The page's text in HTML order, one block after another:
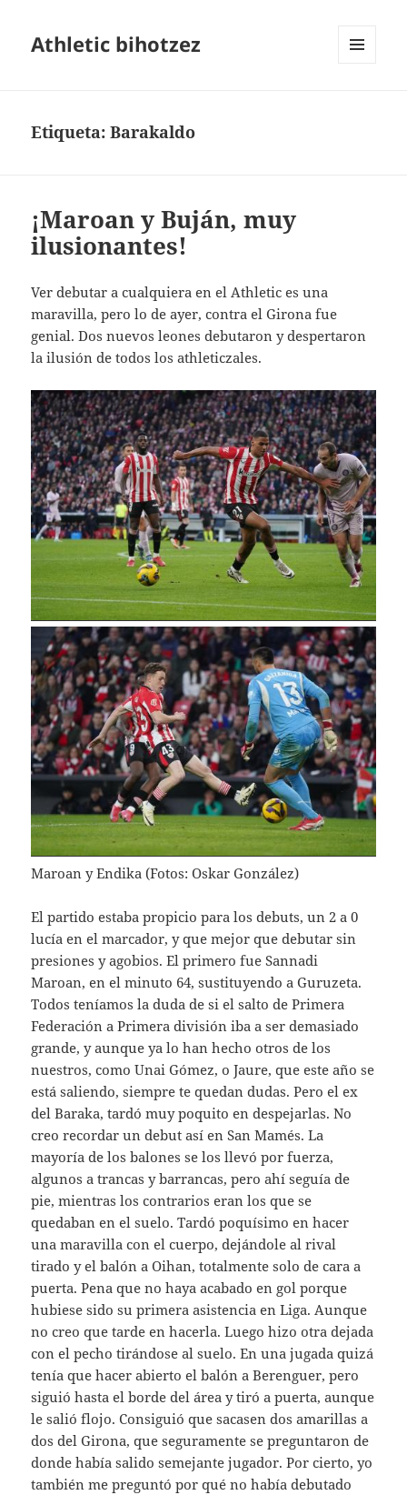
Athletic bihotzez
Etiqueta:Barakaldo
¡Maroan y Buján, muy
ilusionantes!
Ver debutar a cualquiera en el Athletic es una
maravilla, pero lo de ayer, contra el Girona fue
genial. Dos nuevos leones debutaron y despertaron
la ilusión de todos los athleticzales.
Maroan y Endika (Fotos: Oskar González)
El partido estaba propicio para los debuts, un 2 a 0
lucía en el marcador, y que mejor que debutar sin
presiones y agobios. El primero fue Sannadi
Maroan, en el minuto 64, sustituyendo a Guruzeta.
Todos teníamos la duda de si el salto de Primera
Federación a Primera división iba a ser demasiado
grande, y aunque ya lo han hecho otros de los
nuestros, como Unai Gómez, o Jaure, que este año se
está saliendo, siempre te quedan dudas. Pero el ex
del Baraka, tardó muy poquito en despejarlas. No
creo recordar un debut así en San Mamés. La
mayoría de los balones se los llevó por fuerza,
algunos a trancas y barrancas, pero ahí seguía de
pie, mientras los contrarios eran los que se
quedaban en el suelo. Tardó poquísimo en hacer
una maravilla con el cuerpo, dejándole al rival
tirado y el balón a Oihan, totalmente solo de cara a
puerta. Pena que no haya acabado en gol porque
hubiese sido su primera asistencia en Liga. Aunque
no creo que tarde en hacerla. Luego hizo otra dejada
con el pecho tirándose al suelo. En una jugada quizá
tenía que hacer abierto el balón a Berenguer, pero
siguió hasta el borde del área y tiró a puerta, aunque
le salió flojo. Consiguió que sacasen dos amarillas a
dos del Girona, que seguramente se preguntaron de
donde había salido semejante jugador. Por cierto, yo
también me preguntó por qué no había debutado